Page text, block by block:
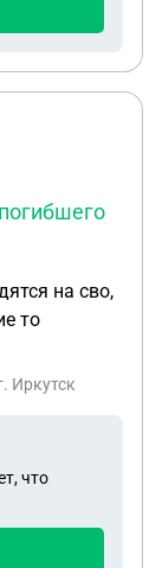
на сво,
то
Иркутск
что